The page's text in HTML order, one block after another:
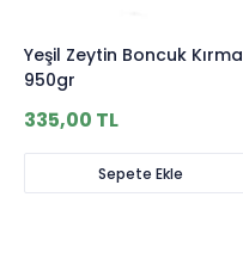
Yeşil Zeytin Boncuk Kırma
950gr
335,00 TL
Sepete Ekle